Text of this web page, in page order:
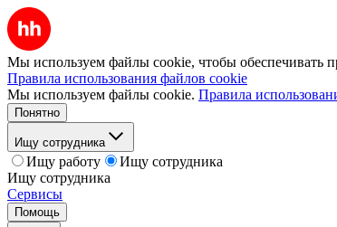
Мы используем файлы cookie, чтобы обеспечивать
Правила использования файлов cookie
Мы используем файлы cookie. Правила
Понятно
Ищу сотрудника
Ищу работу
Ищу сотрудника
Ищу сотрудника
Сервисы
Помощь